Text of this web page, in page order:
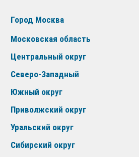
Город Москва
Московская область
Центральный округ
Северо-Западный
Южный округ
Приволжский округ
Уральский округ
Сибирский округ